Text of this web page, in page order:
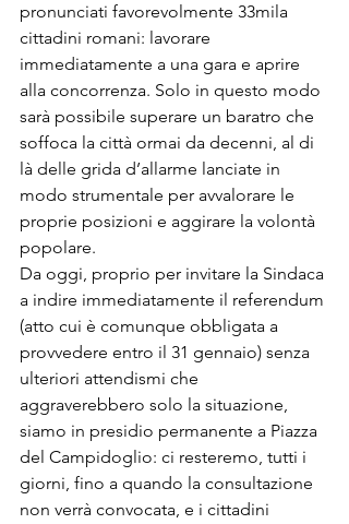
pronunciati favorevolmente 33mila
cittadini romani: lavorare
immediatamente a una gara e aprire
alla concorrenza. Solo in questo modo
sarà possibile superare un baratro che
soffoca la città ormai da decenni, al di
là delle grida d’allarme lanciate in
modo strumentale per avvalorare le
proprie posizioni e aggirare la volontà
popolare.
Da oggi, proprio per invitare la Sindaca
a indire immediatamente il referendum
(atto cui è comunque obbligata a
provvedere entro il 31 gennaio) senza
ulteriori attendismi che
aggraverebbero solo la situazione,
siamo in presidio permanente a Piazza
del Campidoglio: ci resteremo, tutti i
giorni, fino a quando la consultazione
non verrà convocata, e i cittadini